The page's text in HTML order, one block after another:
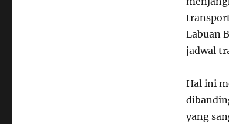
Labuan
jadwal
Hal ini
yang